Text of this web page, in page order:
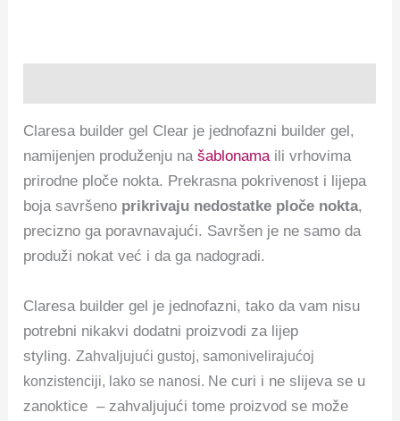
Claresa builder gel Clear je jednofazni builder gel,
namijenjen produženju našablonamaili vrhovima
prirodne ploče nokta. Prekrasna pokrivenost i lijepa
boja savršeno prikrivaju nedostatke ploče nokta,
precizno ga poravnavajući. Savršen je ne samo da
produži nokat već i da ga nadogradi.
Claresa builder gel je jednofazni, tako da vam nisu
potrebni nikakvi dodatni proizvodi za lijep
styling.Zahvaljujući gustoj, samonivelirajućoj
konzistenciji, lako se nanosi. Ne curi i ne slijeva se u
zanoktice – zahvaljujući tome proizvod se može